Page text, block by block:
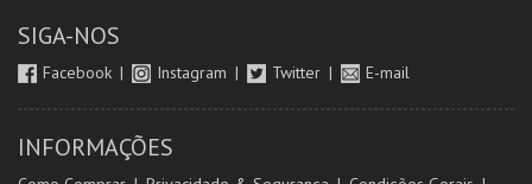
SIGA-NOS
Facebook Instagram Twitter E-mail
INFORMAÇÕES